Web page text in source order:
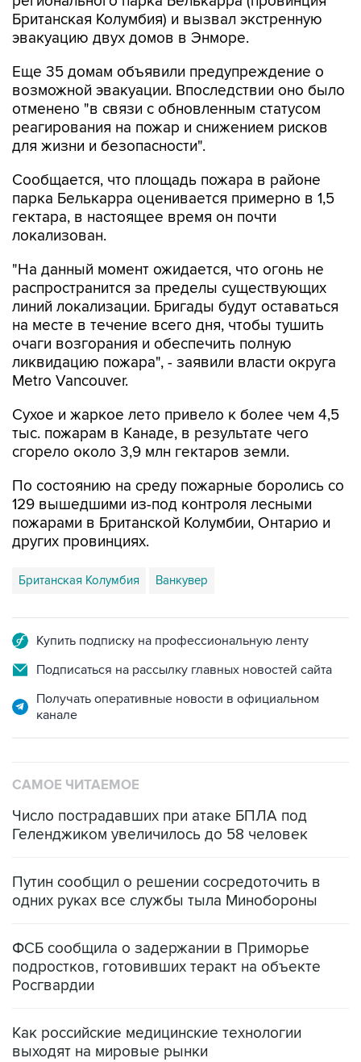
Британская Колумбия) и вызвал экстренную
эвакуацию двух домов в Энморе.
Еще 35 домам объявили предупреждение о
возможной эвакуации. Впоследствии оно было
отменено "в связи с обновленным статусом
реагирования на пожар и снижением рисков
для жизни и безопасности".
Сообщается, что площадь пожара в районе
парка Белькарра оценивается примерно в 1,5
гектара, в настоящее время он почти
локализован.
"На данный момент ожидается, что огонь не
распространится за пределы существующих
линий локализации. Бригады будут оставаться
на месте в течение всего дня, чтобы тушить
очаги возгорания и обеспечить полную
ликвидацию пожара", - заявили власти округа
Metro Vancouver.
Сухое и жаркое лето привело к более чем 4,5
тыс. пожарам в Канаде, в результате чего
сгорело около 3,9 млн гектаров земли.
По состоянию на среду пожарные боролись со
129 вышедшими из-под контроля лесными
пожарами в Британской Колумбии, Онтарио и
других провинциях.
Британская Колумбия Ванкувер
Купить подписку на профессиональную ленту
Подписаться на рассылку главных новостей сайта
Получать оперативные новости в официальном
канале
САМОЕ ЧИТАЕМОЕ
Число пострадавших при атаке БПЛА под
Геленджиком увеличилось до 58 человек
Путин сообщил о решении сосредоточить в
одних руках все службы тыла Минобороны
ФСБ сообщила о задержании в Приморье
подростков, готовивших теракт на объекте
Росгвардии
Как российские медицинские технологии
выходят на мировые рынки